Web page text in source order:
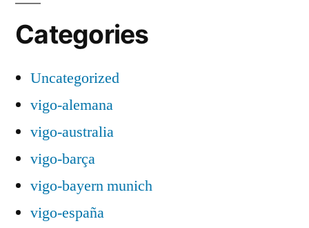
Categories
Uncategorized
vigo-alemana
vigo-australia
vigo-barça
vigo-bayern munich
vigo-españa